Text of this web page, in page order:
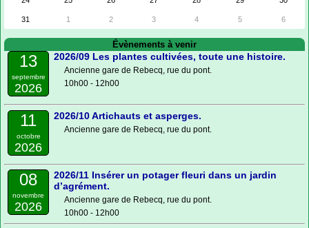
31 1 2 3 4 5 6
Évènements à venir
13
septembre
2026
2026/09 Les plantes cultivées, toute une histoire.
Ancienne gare de Rebecq, rue du pont.
10h00 - 12h00
11
octobre
2026
2026/10 Artichauts et asperges.
Ancienne gare de Rebecq, rue du pont.
08
novembre
2026
2026/11 Insérer un potager fleuri dans un jardin
d’agrément.
Ancienne gare de Rebecq, rue du pont.
10h00 - 12h00